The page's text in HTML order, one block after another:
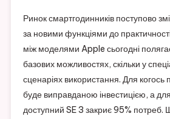
Ринок смартгодинників поступово
за новими функціями до
між моделями Apple сьогодні
базових можливостях, скільки у
сценаріях використання. Для
буде виправданою інвестицією, а
доступний SE 3 закриє 95% потреб.